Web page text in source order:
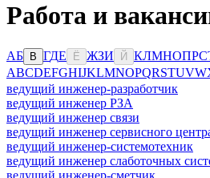
Работа и
АБ В ГДЕ Ё ЖЗИ Й КЛМНОПРС
ABCDEFGHIJKLMNOPQRSTUVW
ведущий инженер-разработчик
ведущий инженер РЗА
ведущий инженер связи
ведущий инженер сервисного
ведущий инженер-системотехник
ведущий инженер слаботочных
ведущий инженер-сметчик